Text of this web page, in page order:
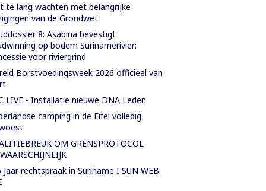
te lang wachten met belangrijke
van de Grondwet
8: Asabina bevestigt
op bodem Surinamerivier:
voor riviergrind
Borstvoedingsweek 2026 officieel van
LIVE - Installatie nieuwe DNA Leden
camping in de Eifel volledig
OM GRENSPROTOCOL
Jaar rechtspraak in Suriname I SUN WEB